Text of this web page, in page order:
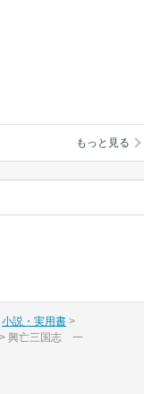
もっと見る
小説・実用書
興亡三国志 一